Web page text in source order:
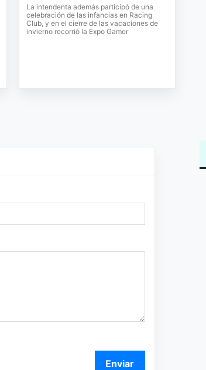
La intendenta además participó de una
celebración de las infancias en Racing
Club, y en el cierre de las vacaciones de
invierno recorrió la Expo Gamer
Enviar